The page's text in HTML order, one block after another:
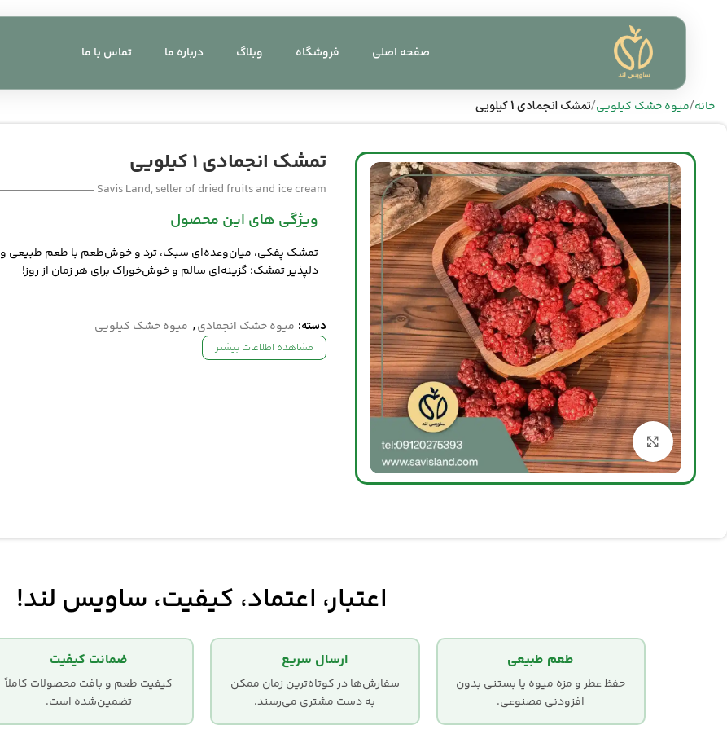
صفحه اصلی فروشگاه وبلاگ درباره ما تماس با ما
خانه میوه خشک کیلویی تمشک انجمادی 1 کیلویی
بزرگنمایی تصویر
تمشک انجمادی 1 کیلویی
Savis Land, seller of dried fruits and ice cream
ویژگی های این محصول
تمشک پفکی، میان‌وعده‌ای سبک، ترد و خوش‌طعم با طعم طبیعی و
دلپذیر تمشک؛ گزینه‌ای سالم و خوش‌خوراک برای هر زمان از روز!
دسته: میوه خشک انجمادی, میوه خشک کیلویی
مشاهده اطلاعات بیشتر
اعتبار، اعتماد، کیفیت، ساویس لند!
طعم طبیعی
حفظ عطر و مزه میوه یا بستنی بدون
افزودنی مصنوعی.
ارسال سریع
سفارش‌ها در کوتاه‌ترین زمان ممکن
به دست مشتری می‌رسند.
ضمانت کیفیت
کیفیت طعم و بافت محصولات کاملاً
تضمین‌شده است.